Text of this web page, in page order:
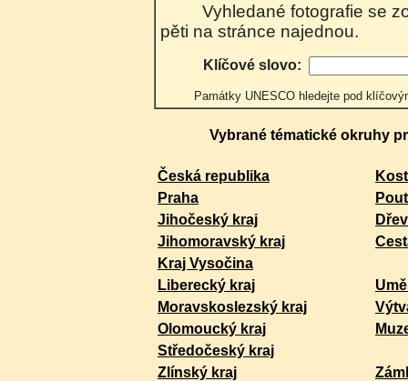
Vyhledané fotografie se zobrazují postupně po
pěti na stránce najednou.
Klíčové slovo:
Památky UNESCO hledejte pod
Vybrané tématické okruhy
Česká republika
Praha
Jihočeský kraj
Jihomoravský kraj
Kraj Vysočina
Liberecký kraj
Moravskoslezský kraj
Olomoucký kraj
Středočeský kraj
Zlínský kraj